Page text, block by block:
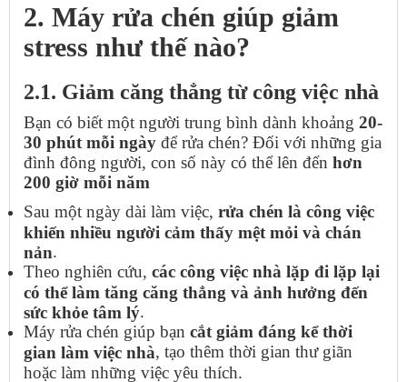
2. Máy rửa chén giúp giảm
stress như thế nào?
2.1. Giảm căng thẳng từ công việc nhà
Bạn có biết một người trung bình dành khoảng 20-
30 phút mỗi ngày để rửa chén? Đối với những gia
đình đông người, con số này có thể lên đến hơn
200 giờ mỗi năm
Sau một ngày dài làm việc, rửa chén là công việc
khiến nhiều người cảm thấy mệt mỏi và chán
nản.
Theo nghiên cứu, các công việc nhà lặp đi lặp lại
có thể làm tăng căng thẳng và ảnh hưởng đến
sức khỏe tâm lý.
Máy rửa chén giúp bạn cắt giảm đáng kể thời
gian làm việc nhà, tạo thêm thời gian thư giãn
hoặc làm những việc yêu thích.